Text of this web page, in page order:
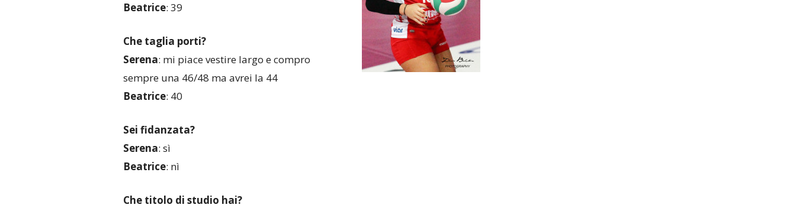
Beatrice: 39
Che taglia porti?
Serena: mi piace vestire largo e compro
sempre una 46/48 ma avrei la 44
Beatrice: 40
Sei fidanzata?
Serena: sì
Beatrice: nì
Che titolo di studio hai?